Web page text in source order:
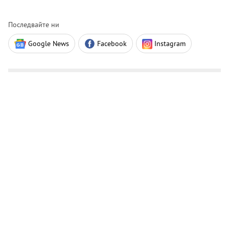
Последвайте ни
Google News Facebook Instagram